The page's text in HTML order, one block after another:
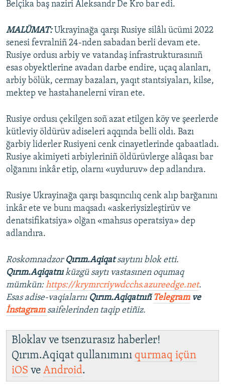
Belçika baş naziri Aleksandr De Kro bar edi.
MALÜMAT:Ukrayinağa qarşı Rusiye silâlı ücümi 2022
senesi fevralniñ 24-nden sabadan berli devam ete.
Rusiye ordusı arbiy ve vatandaş infrastrukturasınıñ
esas obyektlerine avadan darbe endire, uçaq alanları,
arbiy bölük, cermay bazaları, yaqıt stantsiyaları, kilse,
mektep ve hastahanelerni viran ete.
Rusiye ordusı çekilgen soñ azat etilgen köy ve şeerlerde
kütleviy öldürüv adiseleri aqqında belli oldı. Bazı
ğarbiy liderler Rusiyeni cenk cinayetlerinde qabaatladı.
Rusiye akimiyeti arbiyleriniñ öldürüvlerge alâqası bar
olğanını inkâr etip, olarnı «uyduruv» dep adlandıra.
Rusiye Ukrayinağa qarşı basqıncılıq cenk alıp barğanını
inkâr ete ve bunı maqsadı «askeriysizleştirüv ve
denatsifikatsiya» olğan «mahsus operatsiya» dep
adlandıra.
Roskomnadzor Qırım.Aqiqatsaytını blok etti.
Qırım.Aqiqatnıküzgü saytı vastasınen oqumaq
mümkün:https://krymrcriywdcchs.azureedge.net.
Esas adise-vaqialarnı Qırım.Aqiqatnıñ Telegramve
İnstagram saifelerinden taqip etiñiz.
Bloklav ve tsenzurasız haberler!
Qırım.Aqiqat qullanımını qurmaq içün
iOS ve Android.